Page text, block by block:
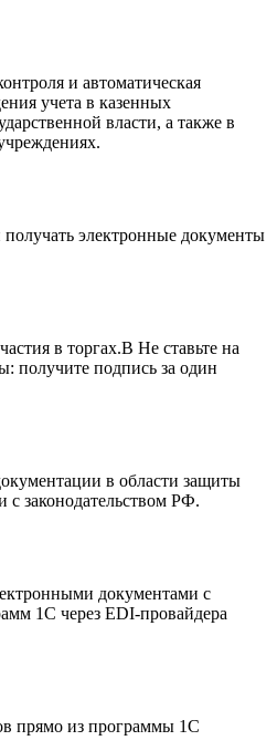
и автоматическая
учета в казенных
власти, а также в
электронные документы
в торгах.В Не ставьте на
получите подпись за один
в области защиты
с законодательством РФ.
документами с
1С через EDI-провайдера
прямо из программы 1С